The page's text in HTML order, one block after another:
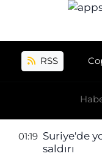
RSS
01:19 Suriye'de
saldırı